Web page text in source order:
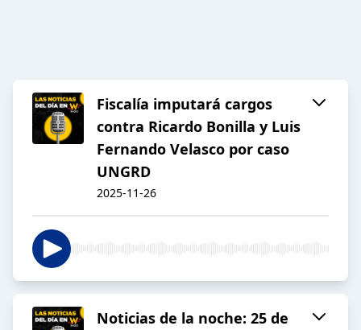
Fiscalía imputará cargos
contra Ricardo Bonilla y Luis
Fernando Velasco por caso
UNGRD
2025-11-26
Noticias de la noche: 25 de